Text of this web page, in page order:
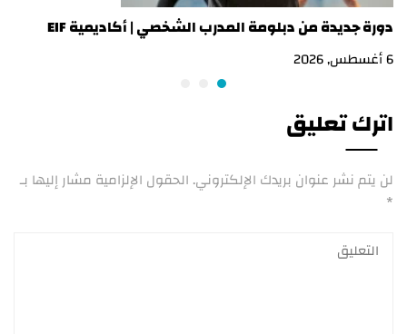
دورة جديدة من دبلومة المدرب الشخصي | أكاديمية EIF
6 أغسطس, 2026
اترك تعليق
لن يتم نشر عنوان بريدك الإلكتروني. الحقول الإلزامية مشار إليها بـ
*